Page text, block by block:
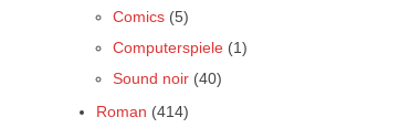
Comics (5)
Computerspiele (1)
Sound noir (40)
Roman (414)